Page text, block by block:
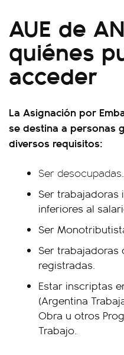
AUE de
quiénes
acceder
La Asignación por
se destina a personas
diversos requisitos:
Ser desocupadas.
Ser trabajadoras
inferiores al
Ser
Ser trabajadoras
registradas.
Estar inscriptas
(Argentina
Obra u otros
Trabajo.